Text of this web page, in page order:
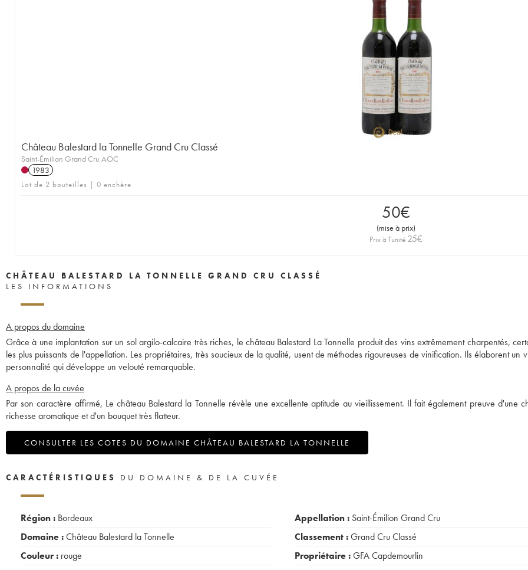
Château Balestard la Tonnelle Grand Cru Classé
Saint-Émilion Grand Cru AOC
1983
Lot de 2 bouteilles | 0 enchère
50€
(mise à prix)
Prix à l'unité 25€
CHÂTEAU BALESTARD LA TONNELLE GRAND CRU CLASSÉ
LES INFORMATIONS
A propos du domaine
Grâce à une implantation sur un sol argilo-calcaire très riches, le château Balestard La Tonnelle produit des vins extrêmement charpentés,
les plus puissants de l'appellation. Les propriétaires, très soucieux de la qualité, usent de méthodes rigoureuses de vinification. Ils élaborent un
personnalité qui développe un velouté remarquable.
A propos de la cuvée
Par son caractère affirmé, Le château Balestard la Tonnelle révèle une excellente aptitude au vieillissement. Il fait également preuve d'une
richesse aromatique et d'un bouquet très flatteur.
CONSULTER LES COTES DU DOMAINE CHÂTEAU BALESTARD LA TONNELLE
CARACTÉRISTIQUES DU DOMAINE & DE LA CUVÉE
Région : Bordeaux
Domaine :Château Balestard la Tonnelle
Couleur : rouge
Appellation : Saint-Émilion Grand Cru
Classement :Grand Cru Classé
Propriétaire :GFA Capdemourlin